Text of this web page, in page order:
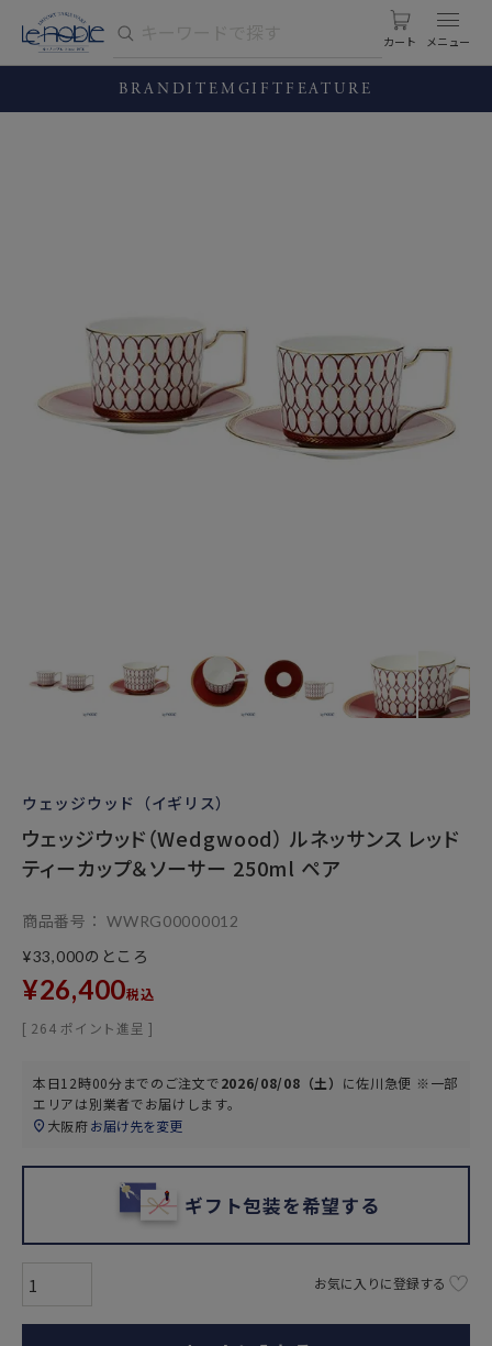
カート
BRANDITEM GIFT FEATURE
ウェッジウッド（イギリス）
ウェッジウッド（Wedgwood） ルネッサンス レッド
ティーカップ＆ソーサー 250ml ペア
商品番号
WWRG00000012
¥33,000のところ
¥26,400税込
[ 264 ポイント進呈 ]
本日12時00分までのご注文で2026/08/08（土） に佐川急便 ※一部
エリアは別業者でお届けします。
大阪府お届け先を変更
ギフト包装を希望する
お気に入りに登録する